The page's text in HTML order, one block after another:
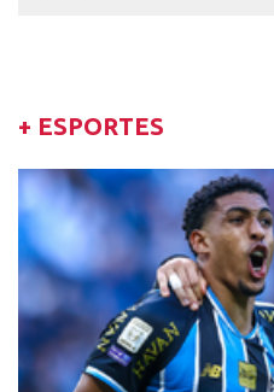
+ ESPORTES